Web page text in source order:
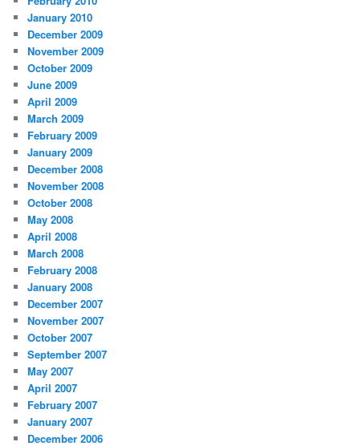
January 2010
December 2009
November 2009
October 2009
June 2009
April 2009
March 2009
February 2009
January 2009
December 2008
November 2008
October 2008
May 2008
April 2008
March 2008
February 2008
January 2008
December 2007
November 2007
October 2007
September 2007
May 2007
April 2007
February 2007
January 2007
December 2006